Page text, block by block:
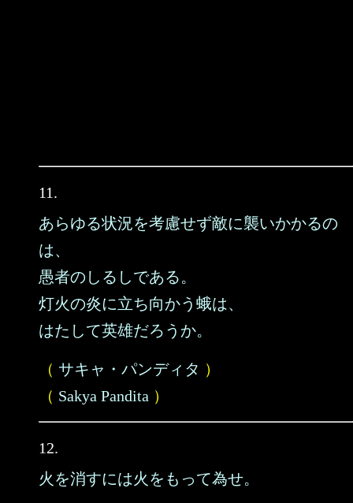
11.
あらゆる状況を考慮せず敵に襲いかかるの
は、
愚者のしるしである。
灯火の炎に立ち向かう蛾は、
はたして英雄だろうか。
（ サキャ・パンディタ ）
（ Sakya Pandita ）
12.
火を消すには火をもって為せ。